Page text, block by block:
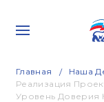
Главная Наша
Реализация
Уровень Доверия